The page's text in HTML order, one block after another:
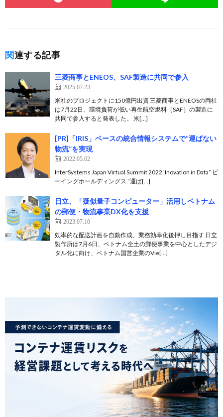
関連する記事
三菱商事とENEOS、SAF製造に共同で参入
2025.07.23
米社のプロジェクトに150億円出資 三菱商事とENEOSの両社
は7月22日、環境負荷が低い再生航空燃料（SAF）の製造に
共同で参入すると発表した。 米[…]
[PR]「IRIS」ベースの統合情報システムで“運ばない
物流”を実現
2022.05.02
InterSystems Japan Virtual Summit 2022“Inovation in Data” ビ
ーイングホールディングス “運ば[…]
日立、「疑似量子コンピューター」活用しベトナム
の郵便・物流事業DX化を支援
2023.07.10
効率的な配送計画を自動作成、業務効率化後押し目指す 日立
製作所は7月6日、ベトナム全土の郵便事業を中心としたデジ
タル化に向け、ベトナム国営企業のVie[…]